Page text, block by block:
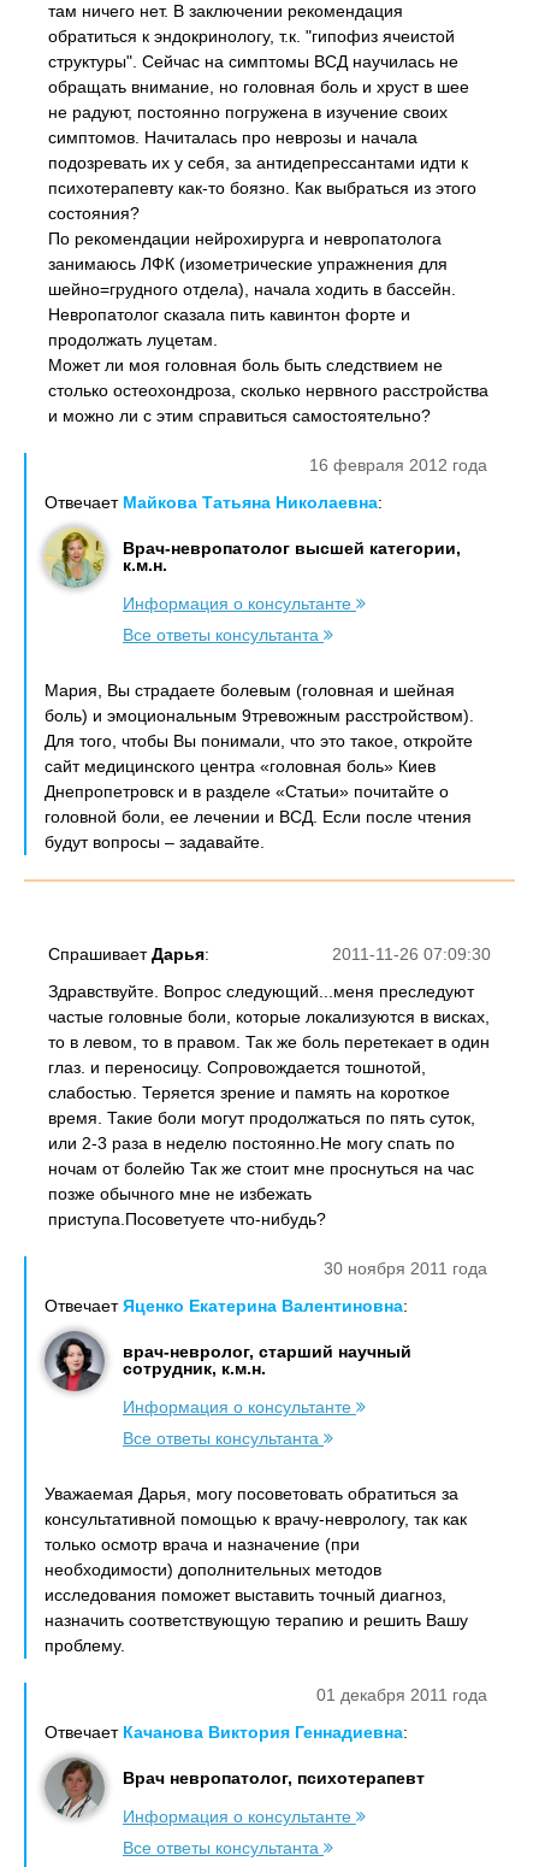
там ничего нет. В заключении рекомендация
обратиться к эндокринологу, т.к. "гипофиз ячеистой
структуры". Сейчас на симптомы ВСД научилась не
обращать внимание, но головная боль и хруст в шее
не радуют, постоянно погружена в изучение своих
симптомов. Начиталась про неврозы и начала
подозревать их у себя, за антидепрессантами идти к
психотерапевту как-то боязно. Как выбраться из этого
состояния?
По рекомендации нейрохирурга и невропатолога
занимаюсь ЛФК (изометрические упражнения для
шейно=грудного отдела), начала ходить в бассейн.
Невропатолог сказала пить кавинтон форте и
продолжать луцетам.
Может ли моя головная боль быть следствием не
столько остеохондроза, сколько нервного расстройства
и можно ли с этим справиться самостоятельно?
16 февраля 2012 года
Отвечает Майкова Татьяна Николаевна:
Врач-невропатолог высшей категории,
к.м.н.
Информация о консультанте
Все ответы консультанта
Мария, Вы страдаете болевым (головная и шейная
боль) и эмоциональным 9тревожным расстройством).
Для того, чтобы Вы понимали, что это такое, откройте
сайт медицинского центра «головная боль» Киев
Днепропетровск и в разделе «Статьи» почитайте о
головной боли, ее лечении и ВСД. Если после чтения
будут вопросы – задавайте.
2011-11-26 07:09:30
СпрашиваетДарья:
Здравствуйте. Вопрос следующий...меня преследуют
частые головные боли, которые локализуются в висках,
то в левом, то в правом. Так же боль перетекает в один
глаз. и переносицу. Сопровождается тошнотой,
слабостью. Теряется зрение и память на короткое
время. Такие боли могут продолжаться по пять суток,
или 2-3 раза в неделю постоянно.Не могу спать по
ночам от болейю Так же стоит мне проснуться на час
позже обычного мне не избежать
приступа.Посоветуете что-нибудь?
30 ноября 2011 года
ОтвечаетЯценко Екатерина Валентиновна:
врач-невролог, старший научный
сотрудник, к.м.н.
Информация о консультанте
Все ответы консультанта
Уважаемая Дарья, могу посоветовать обратиться за
консультативной помощью к врачу-неврологу, так как
только осмотр врача и назначение (при
необходимости) дополнительных методов
исследования поможет выставить точный диагноз,
назначить соответствующую терапию и решить Вашу
проблему.
01 декабря 2011 года
Отвечает Качанова Виктория Геннадиевна:
Врач невропатолог, психотерапевт
Информация о консультанте
Все ответы консультанта